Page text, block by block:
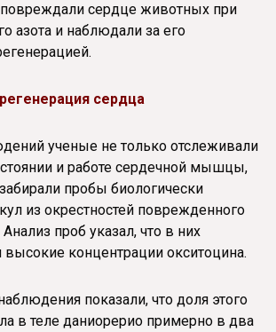
повреждали сердце животных при
азота и наблюдали за его
сердца
ученые не только отслеживали
и работе сердечной мышцы,
пробы биологически
из окрестностей поврежденного
проб указал, что в них
высокие концентрации окситоцина.
показали, что доля этого
в теле даниорерио примерно в два